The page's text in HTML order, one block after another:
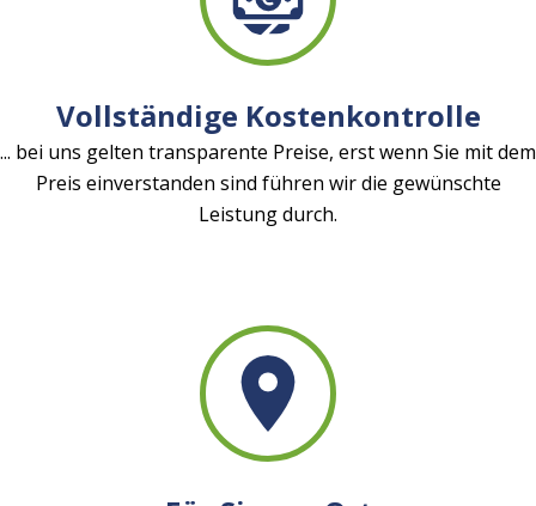
Vollständige Kostenkontrolle
... bei uns gelten transparente Preise, erst wenn Sie mit dem
Preis einverstanden sind führen wir die gewünschte
Leistung durch.